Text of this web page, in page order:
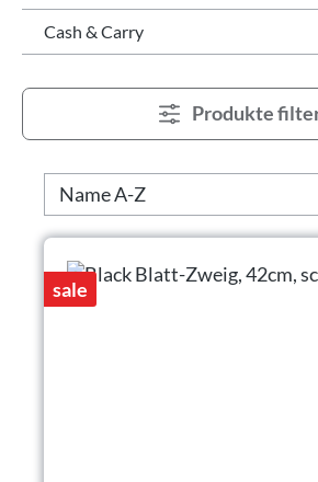
Cash & Carry
Produkte
sale